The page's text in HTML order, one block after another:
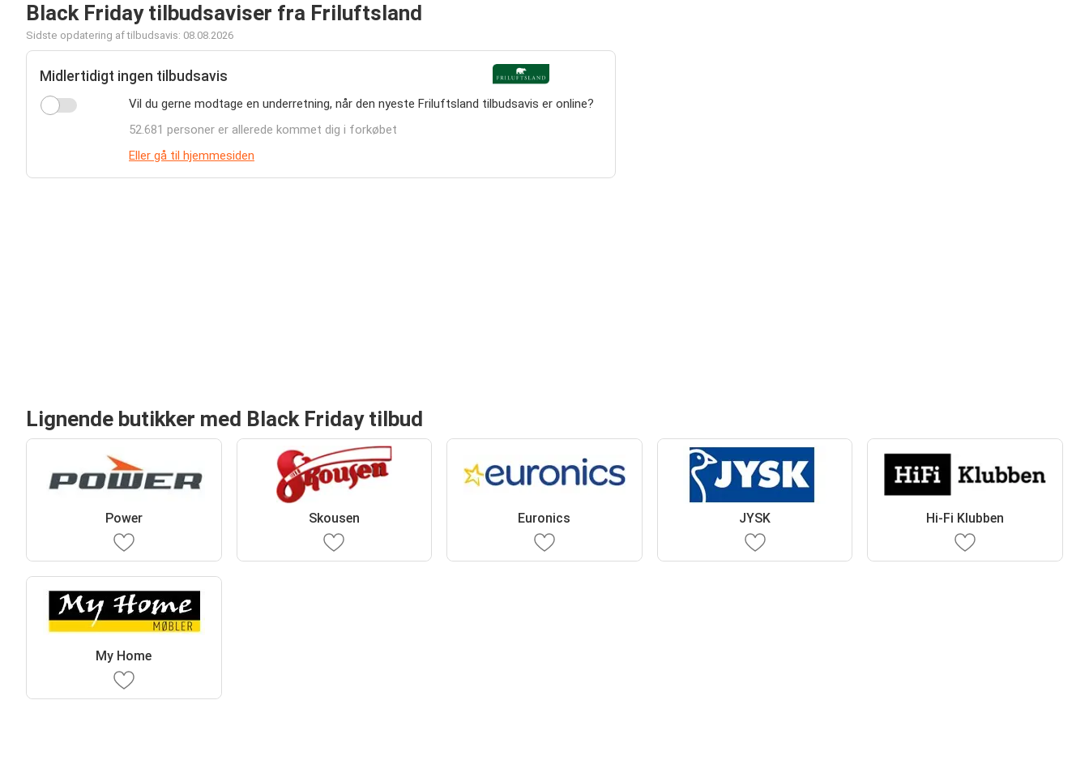
Black Friday tilbudsaviser fra Friluftsland
Sidste opdatering af tilbudsavis: 08.08.2026
Midlertidigt ingen tilbudsavis
Vil du gerne modtage en underretning, når den nyeste Friluftsland tilbudsavis er online?
52.681 personer er allerede kommet dig i forkøbet
Eller gå til hjemmesiden
Lignende butikker med Black Friday tilbud
Power Skousen Euronics JYSK Hi-Fi Klubben
My Home